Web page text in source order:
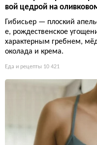
вой цедрой на
Гибисьер — плоский
е, рождественское
характерным гребнем,
околада и крема.
Еда и рецепты 10 421